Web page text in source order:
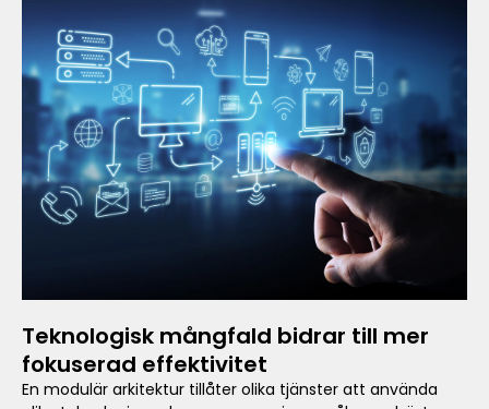
Teknologisk mångfald bidrar till mer
fokuserad effektivitet
En modulär arkitektur tillåter olika tjänster att använda